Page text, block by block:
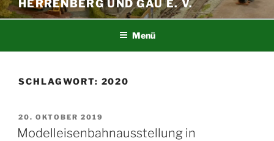
HERRENBERG UND GÄU E. V.
Menü
SCHLAGWORT: 2020
VERÖFFENTLICHT
AM
20. OKTOBER 2019
Modelleisenbahnausstellung in